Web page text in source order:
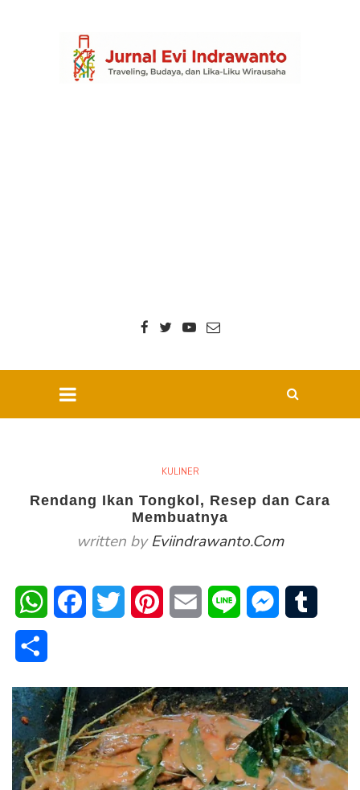
KULINER
Rendang Ikan Tongkol, Resep dan Cara
Membuatnya
written byEviindrawanto.com
WhatsAppFacebookTwitter PinterestEmail Line Messenger